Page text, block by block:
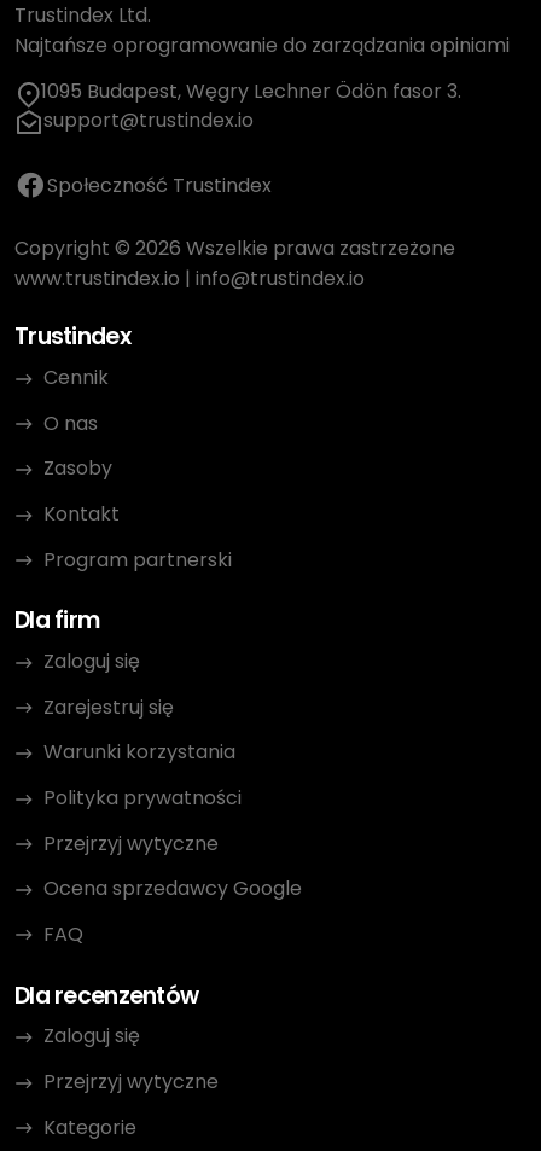
Trustindex Ltd.
Najtańsze oprogramowanie do zarządzania opiniami
1095 Budapest, Węgry Lechner Ödön fasor 3.
support@trustindex.io
Społeczność Trustindex
Copyright © 2026 Wszelkie prawa zastrzeżone
www.trustindex.io | info@trustindex.io
Trustindex
Cennik
O nas
Zasoby
Kontakt
Program partnerski
Dla firm
Zaloguj się
Zarejestruj się
Warunki korzystania
Polityka prywatności
Przejrzyj wytyczne
Ocena sprzedawcy Google
FAQ
Dla recenzentów
Zaloguj się
Przejrzyj wytyczne
Kategorie